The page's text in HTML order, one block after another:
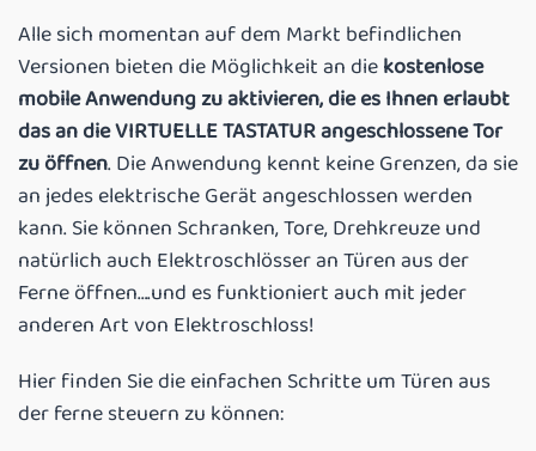
Alle sich momentan auf dem Markt befindlichen
Versionen bieten die Möglichkeit an diekostenlose
mobile Anwendung zu aktivieren, die es Ihnen erlaubt
das an die VIRTUELLE TASTATUR angeschlossene Tor
zu öffnen. Die Anwendung kennt keine Grenzen, da sie
an jedes elektrische Gerät angeschlossen werden
kann. Sie können Schranken, Tore, Drehkreuze und
natürlich auch Elektroschlösser an Türen aus der
Ferne öffnen….und es funktioniert auch mit jeder
anderen Art von Elektroschloss!
Hier finden Sie die einfachen Schritte um Türen aus
der ferne steuern zu können: